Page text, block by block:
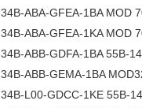
34B-ABA-GFEA-1BA MOD
34B-ABA-GFEA-1KA MOD
34B-ABB-GDFA-1BA 55B-
34B-ABB-GEMA-1BA
34B-L00-GDCC-1KE 55B-